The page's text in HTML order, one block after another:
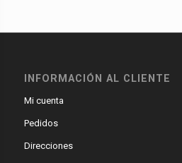
INFORMACIÓN AL CLIENTE
Mi cuenta
Pedidos
Direcciones